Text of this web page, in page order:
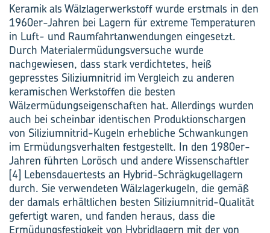
Keramik als Wälzlagerwerkstoff wurde erstmals in den
1960er-Jahren bei Lagern für extreme Temperaturen
in Luft- und Raumfahrtanwendungen eingesetzt.
Durch Materialermüdungsversuche wurde
nachgewiesen, dass stark verdichtetes, heiß
gepresstes Siliziumnitrid im Vergleich zu anderen
keramischen Werkstoffen die besten
Wälzermüdungseigenschaften hat. Allerdings wurden
auch bei scheinbar identischen Produktionschargen
von Siliziumnitrid-Kugeln erhebliche Schwankungen
im Ermüdungsverhalten festgestellt. In den 1980er-
Jahren führten Lorösch und andere Wissenschaftler
[4] Lebensdauertests an Hybrid-Schrägkugellagern
durch. Sie verwendeten Wälzlagerkugeln, die gemäß
der damals erhältlichen besten Siliziumnitrid-Qualität
gefertigt waren, und fanden heraus, dass die
Ermüdungsfestigkeit von Hybridlagern mit der von